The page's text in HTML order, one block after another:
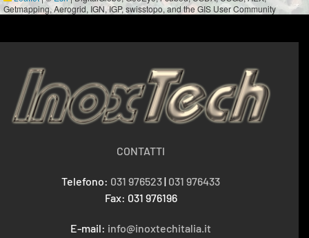
Getmapping, Aerogrid, IGN, IGP, swisstopo, and the GIS User Community
CONTATTI
Telefono: 031 976523| 031 976433
Fax: 031 976196
E-mail: info@inoxtechitalia.it